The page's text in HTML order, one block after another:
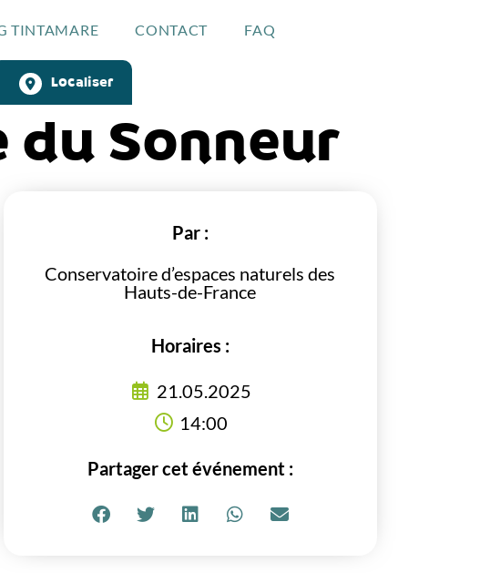
TINTAMARE CONTACT FAQ
Localiser
Sonneur
Par :
Conservatoire d’espaces naturels des
Hauts-de-France
Horaires :
21.05.2025
14:00
Partager cet événement :